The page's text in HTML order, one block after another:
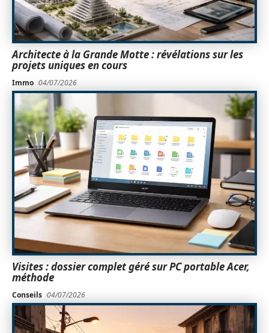
Architecte à la Grande Motte : révélations sur les
projets uniques en cours
Immo 04/07/2026
Visites : dossier complet géré sur PC portable Acer,
méthode
Conseils 04/07/2026